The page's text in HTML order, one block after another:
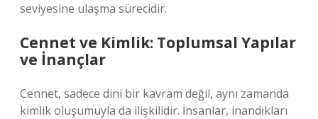
seviyesine ulaşma sürecidir.
Cennet ve Kimlik: Toplumsal Yapılar
ve İnançlar
Cennet, sadece dini bir kavram değil, aynı zamanda
kimlik oluşumuyla da ilişkilidir. İnsanlar, inandıkları